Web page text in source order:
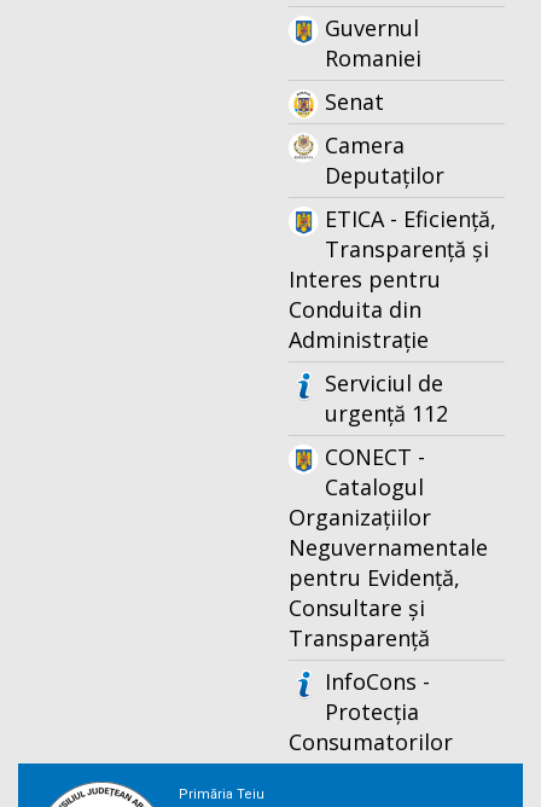
Guvernul
Romaniei
Senat
Camera
Deputaților
ETICA - Eficiență,
Transparență și
Interes pentru
Conduita din
Administrație
Serviciul de
urgență 112
CONECT -
Catalogul
Organizațiilor
Neguvernamentale
pentru Evidență,
Consultare și
Transparență
InfoCons -
Protecția
Consumatorilor
Primăria Teiu